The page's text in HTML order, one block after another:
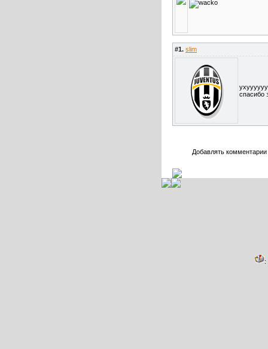
#1. slim
спасибо
Добавлять комментарии
: